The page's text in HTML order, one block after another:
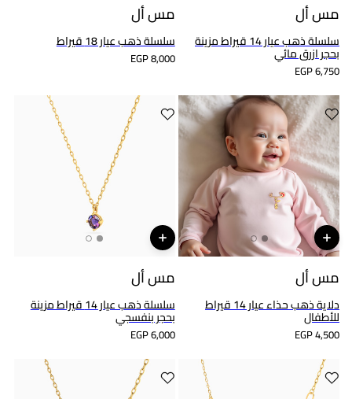
مس أل
سلسلة ذهب عيار 14 قيراط مزينة
بحجر ازرق مائي
EGP 6,750
مس أل
سلسلة ذهب عيار 18 قيراط
EGP 8,000
مس أل
دلاية ذهب حذاء عيار 14 قيراط
للأطفال
EGP 4,500
مس أل
سلسلة ذهب عيار 14 قيراط مزينة
بحجر بنفسجي
EGP 6,000